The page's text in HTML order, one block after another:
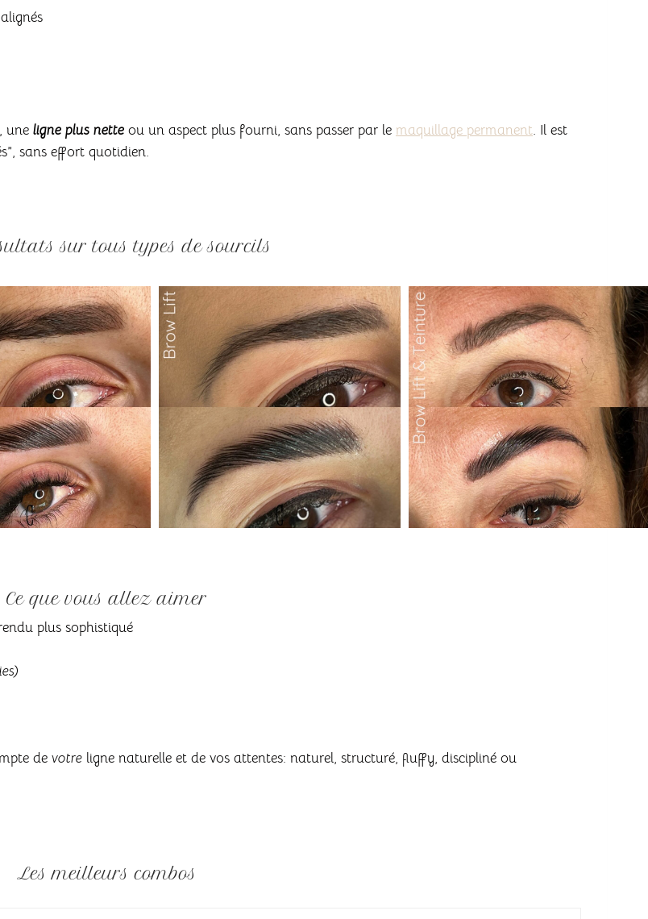
une ligne plus nette ou un aspect plus fourni, sans passer par le maquillage permanent. Il est
sans effort quotidien.
sur tous types de sourcils
Ce que vous allez aimer
plus sophistiqué
de votre ligne naturelle et de vos attentes: naturel, structuré, fluffy, discipliné ou
Les meilleurs combos